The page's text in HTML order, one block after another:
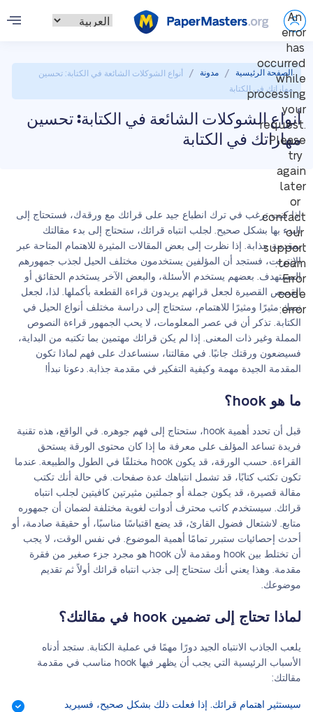
An
error
has
occurred
while
processing
your
request.
Please
try
again
later
or
contact
our
support
team.
Error
code
error:
الصفحة الرئيسية / مدونة /
أنواع الشوكلات الشائعة في الكتابة: تحسين
مهاراتك في الكتابة
أنواع الشوكلات الشائعة في الكتابة: تحسين
مهاراتك في الكتابة
إذا كنت ترغب في ترك انطباع جيد على قرائك مع ورقةك، فستحتاج إلى
البدء بها بشكل صحيح. لجلب انتباه قرائك، ستحتاج إلى بدء مقالتك
بمقدمة جذابة. إذا نظرت إلى بعض المقالات المثيرة للاهتمام المتاحة عبر
الإنترنت، فستجد أن المؤلفين يستخدمون مختلف الحيل لجذب جمهورهم
المستهدف. بعضهم يستخدم الأسئلة، والبعض الآخر يستخدم الحقائق أو
القصص القصيرة لجعل قرائهم يريدون قراءة القطعة بأكملها. لذا، لجعل
نصك مثيرًا ومثيرًا للاهتمام، ستحتاج إلى دراسة مختلف أنواع الحيل في
الكتابة. تذكر أن في عصر المعلومات، لا يحب الجمهور قراءة النصوص
المملة وغير ذات المعنى. إذا لم يكن قرائك مهتمين بما تكتبه من البداية،
فسيضعون ورقتك جانبًا. في مقالتنا، سنساعدك على فهم لماذا تكون
المقدمة الجيدة مهمة وكيفية التفكير في مقدمة جذابة. دعونا نبدأ!
ما هو hook؟
قبل أن تحدد أهمية hook، ستحتاج إلى فهم جوهره. في الواقع، هذه تقنية
فريدة تساعد المؤلف على معرفة ما إذا كان محتوى الورقة يستحق
القراءة. حسب الورقة، قد يكون hook مختلفًا في الطول والطبيعة. عندما
تكون تكتب كتابًا، قد تشمل انتباهك عدة صفحات. في حالة أنك تكتب
مقالة قصيرة، قد يكون جملة أو جملتين مثيرتين كافيتين لجلب انتباه
قرائك. سيستخدم كاتب محترف أدوات لغوية مختلفة لضمان أن جمهوره
متابع. لاشتعال فضول القارئ، قد يضع اقتباسًا مناسبًا، أو حقيقة صادمة، أو
أحدث إحصائيات ستبرر تمامًا أهمية الموضوع. في نفس الوقت، لا يجب
أن تختلط بين hook ومقدمة لأن hook هو مجرد جزء صغير من فقرة
مقدمة. وهذا يعني أنك ستحتاج إلى جذب انتباه قرائك أولاً ثم تقديم
موضوعك.
لماذا تحتاج إلى تضمين hook في مقالتك؟
يلعب الجاذب الانتباه الجيد دورًا مهمًا في عملية الكتابة. ستجد أدناه
الأسباب الرئيسية التي يجب أن يظهر فيها hook مناسب في مقدمة
مقالتك:
سيستثير اهتمام قرائك. إذا فعلت ذلك بشكل صحيح، فسيريد